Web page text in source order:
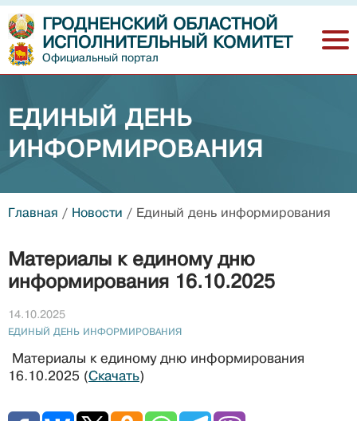
ГРОДНЕНСКИЙ ОБЛАСТНОЙ
ИСПОЛНИТЕЛЬНЫЙ КОМИТЕТ
Официальный портал
ЕДИНЫЙ ДЕНЬ
ИНФОРМИРОВАНИЯ
Главная / Новости / Единый день информирования
Материалы к единому дню
информирования 16.10.2025
14.10.2025
ЕДИНЫЙ ДЕНЬ ИНФОРМИРОВАНИЯ
Материалы к единому дню информирования
16.10.2025 (Скачать)